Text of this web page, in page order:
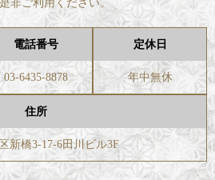
非ご利用ください。
電話番号
03-6435-8878
定休日
年中無休
住所
新橋3-17-6田川ビル3F